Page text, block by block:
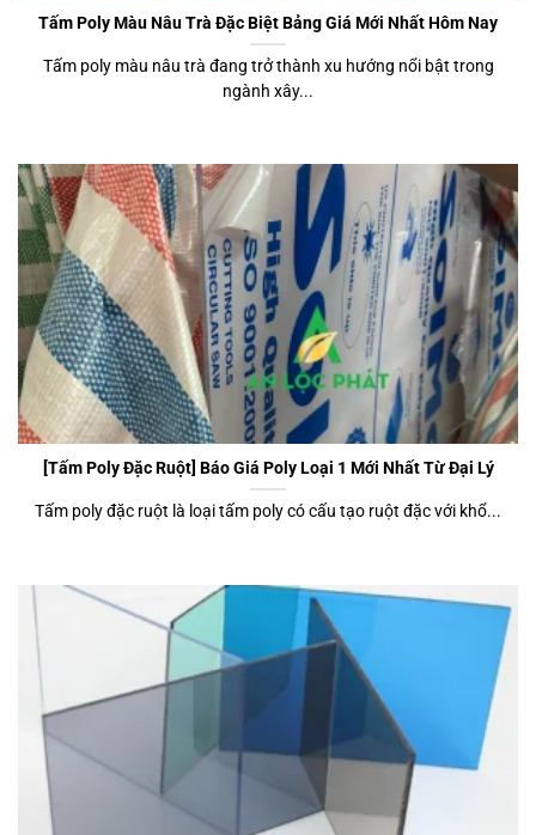
Tấm Poly Màu Nâu Trà Đặc Biệt Bảng Giá Mới Nhất Hôm Nay
Tấm poly màu nâu trà đang trở thành xu hướng nổi bật trong
ngành xây...
[Tấm Poly Đặc Ruột] Báo Giá Poly Loại 1 Mới Nhất Từ Đại Lý
Tấm poly đặc ruột là loại tấm poly có cấu tạo ruột đặc với khổ...